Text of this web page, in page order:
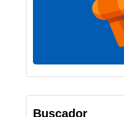
Buscador